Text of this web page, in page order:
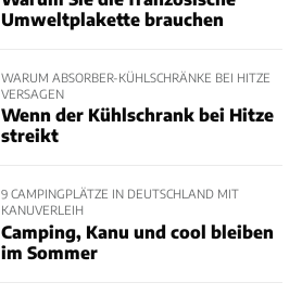
Umweltplakette brauchen
WARUM ABSORBER-KÜHLSCHRÄNKE BEI HITZE
VERSAGEN
Wenn der Kühlschrank bei Hitze
streikt
9 CAMPINGPLÄTZE IN DEUTSCHLAND MIT
KANUVERLEIH
Camping, Kanu und cool bleiben
im Sommer